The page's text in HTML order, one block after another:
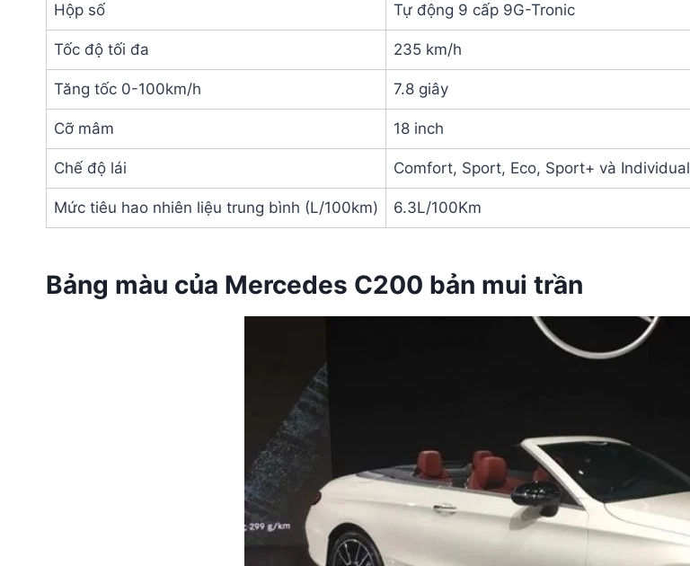
Hộp số Tự động 9 cấp 9G-Tronic
Tốc độ tối đa 235 km/h
Tăng tốc 0-100km/h 7.8 giây
Cỡ mâm 18 inch
Chế độ lái Comfort, Sport, Eco, Sport+ và Individual
Mức tiêu hao nhiên liệu trung bình (L/100km) 6.3L/100Km
Bảng màu của Mercedes C200 bản mui trần